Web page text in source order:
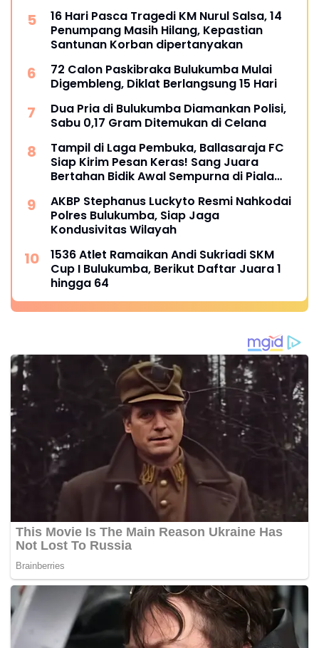
16 Hari Pasca Tragedi KM Nurul Salsa, 14
Penumpang Masih Hilang, Kepastian
Santunan Korban dipertanyakan
72 Calon Paskibraka Bulukumba Mulai
Digembleng, Diklat Berlangsung 15 Hari
Dua Pria di Bulukumba Diamankan Polisi,
Sabu 0,17 Gram Ditemukan di Celana
Tampil di Laga Pembuka, Ballasaraja FC
Siap Kirim Pesan Keras! Sang Juara
Bertahan Bidik Awal Sempurna di Piala
AKBP Stephanus Luckyto Resmi Nahkodai
Polres Bulukumba, Siap Jaga
Kondusivitas Wilayah
1536 Atlet Ramaikan Andi Sukriadi SKM
Cup I Bulukumba, Berikut Daftar Juara 1
hingga 64